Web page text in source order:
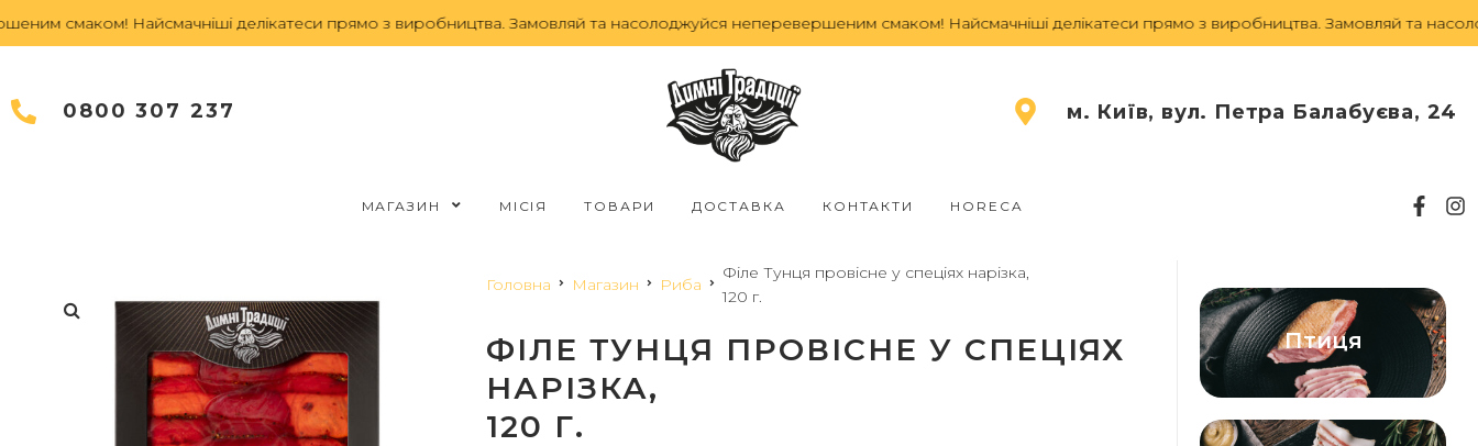
смаком! Найсмачніші делікатеси прямо з виробництва.Замовляй та насолоджуйся неперевершеним смаком! Найсмачніші делікатеси прямо з виробництва.Замовляй та
0800 307 237 м. Київ, вул. Петра Балабуєва, 24
МАГАЗИН МІСІЯ ТОВАРИ ДОСТАВКА КОНТАКТИ HORECA
Головна Магазин Риба
Філе Тунця провісне у спеціях нарізка,
120 г.
ФІЛЕ ТУНЦЯ ПРОВІСНЕ У СПЕЦІЯХ
НАРІЗКА,
120 Г.
Птиця